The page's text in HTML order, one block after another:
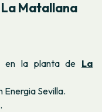
Matallana
en la planta de La
Energia Sevilla.